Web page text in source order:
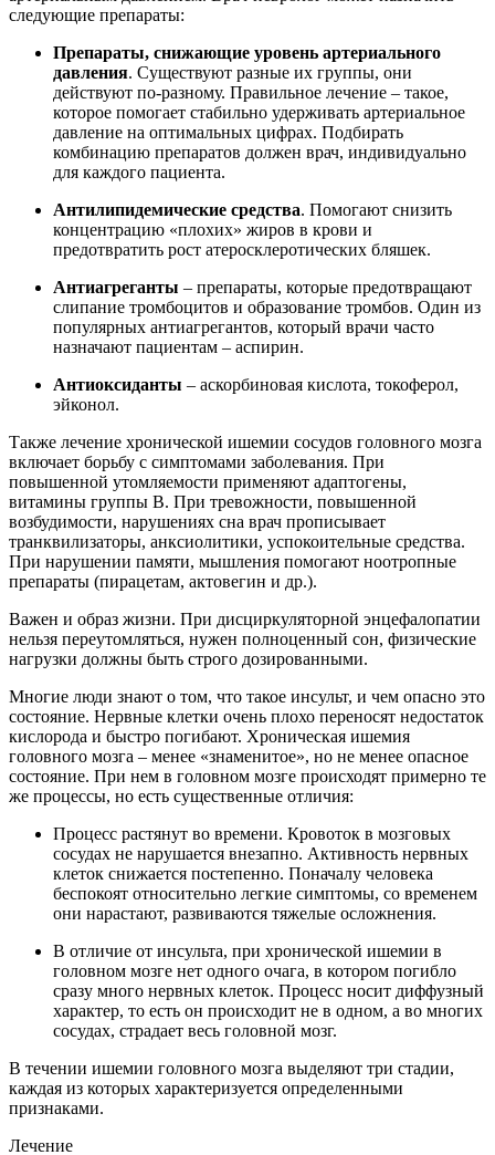
следующие препараты:
Препараты, снижающие уровень артериального
давления. Существуют разные их группы, они
действуют по-разному. Правильное лечение – такое,
которое помогает стабильно удерживать артериальное
давление на оптимальных цифрах. Подбирать
комбинацию препаратов должен врач, индивидуально
для каждого пациента.
Антилипидемические средства. Помогают снизить
концентрацию «плохих» жиров в крови и
предотвратить рост атеросклеротических бляшек.
Антиагреганты – препараты, которые предотвращают
слипание тромбоцитов и образование тромбов. Один из
популярных антиагрегантов, который врачи часто
назначают пациентам – аспирин.
Антиоксиданты – аскорбиновая кислота, токоферол,
эйконол.
Также лечение хронической ишемии сосудов головного мозга
включает борьбу с симптомами заболевания. При
повышенной утомляемости применяют адаптогены,
витамины группы B. При тревожности, повышенной
возбудимости, нарушениях сна врач прописывает
транквилизаторы, анксиолитики, успокоительные средства.
При нарушении памяти, мышления помогают ноотропные
препараты (пирацетам, актовегин и др.).
Важен и образ жизни. При дисциркуляторной энцефалопатии
нельзя переутомляться, нужен полноценный сон, физические
нагрузки должны быть строго дозированными.
Многие люди знают о том, что такое инсульт, и чем опасно это
состояние. Нервные клетки очень плохо переносят недостаток
кислорода и быстро погибают. Хроническая ишемия
головного мозга – менее «знаменитое», но не менее опасное
состояние. При нем в головном мозге происходят примерно те
же процессы, но есть существенные отличия:
Процесс растянут во времени. Кровоток в мозговых
сосудах не нарушается внезапно. Активность нервных
клеток снижается постепенно. Поначалу человека
беспокоят относительно легкие симптомы, со временем
они нарастают, развиваются тяжелые осложнения.
В отличие от инсульта, при хронической ишемии в
головном мозге нет одного очага, в котором погибло
сразу много нервных клеток. Процесс носит диффузный
характер, то есть он происходит не в одном, а во многих
сосудах, страдает весь головной мозг.
В течении ишемии головного мозга выделяют три стадии,
каждая из которых характеризуется определенными
признаками.
Лечение